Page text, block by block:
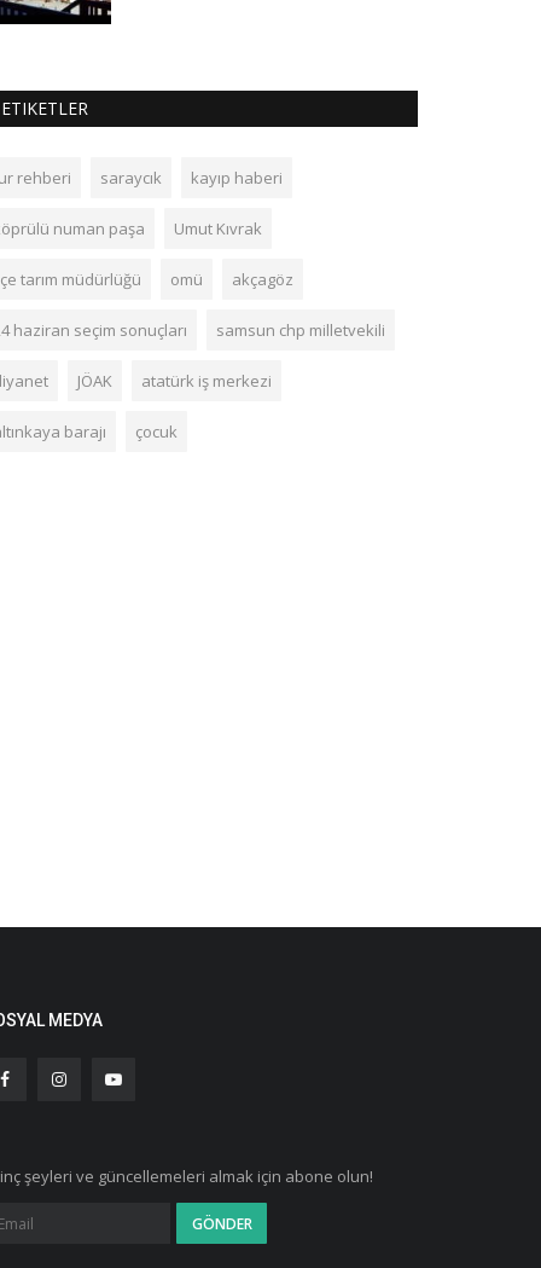
ETIKETLER
rehberi saraycık kayıp haberi
numan paşa Umut Kıvrak
tarım müdürlüğü omü akçagöz
haziran seçim sonuçları samsun chp milletvekili
JÖAK atatürk iş merkezi
barajı çocuk
MEDYA
şeyleri ve güncellemeleri almak için abone olun!